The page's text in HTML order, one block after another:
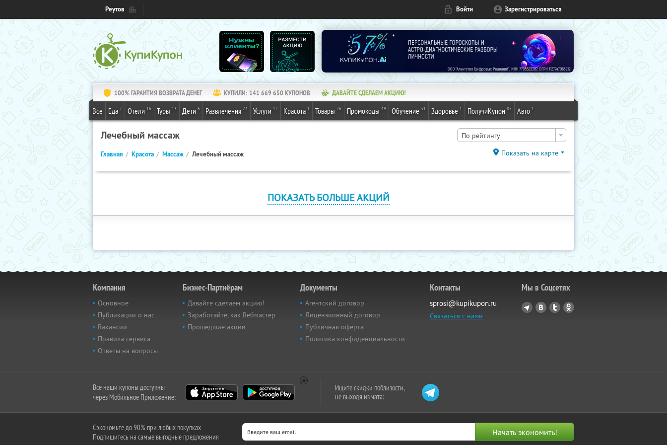
Реутов Войти Зарегистрироваться
100% ГАРАНТИЯ ВОЗВРАТА ДЕНЕГ КУПИЛИ: 141 669 650КУПОНОВ ДАВАЙТЕ СДЕЛАЕМ АКЦИЮ!
Все Еда 7 Отели 16 Туры 13 Дети 6 Развлечения 24 Услуги 12 Красота 1 Товары 26 Промокоды 49 Обучение 31 Здоровье 1 ПолучиКупон 85 Авто 1
Лечебный массаж По рейтингу
Главная Красота Массаж Лечебный массаж Показать на карте
ПОКАЗАТЬ БОЛЬШЕ АКЦИЙ
Компания
Основное
Публикации о нас
Вакансии
Правила сервиса
Ответы на вопросы
Бизнес-Партнёрам
Давайте сделаем акцию!
Заработайте, как Вебмастер
Прошедшие акции
Документы
Агентский договор
Лицензионный договор
Публичная оферта
Политика конфиденциальности
Контакты
sprosi@kupikupon.ru
Связаться с нами
Мы в Соцсетях
Все наши купоны доступны
через Мобильное Приложение:
Ищите скидки поблизости,
не выходя из чата:
Сэкономьте до 90% при любых покупках
Подпишитесь на самые выгодные предложения